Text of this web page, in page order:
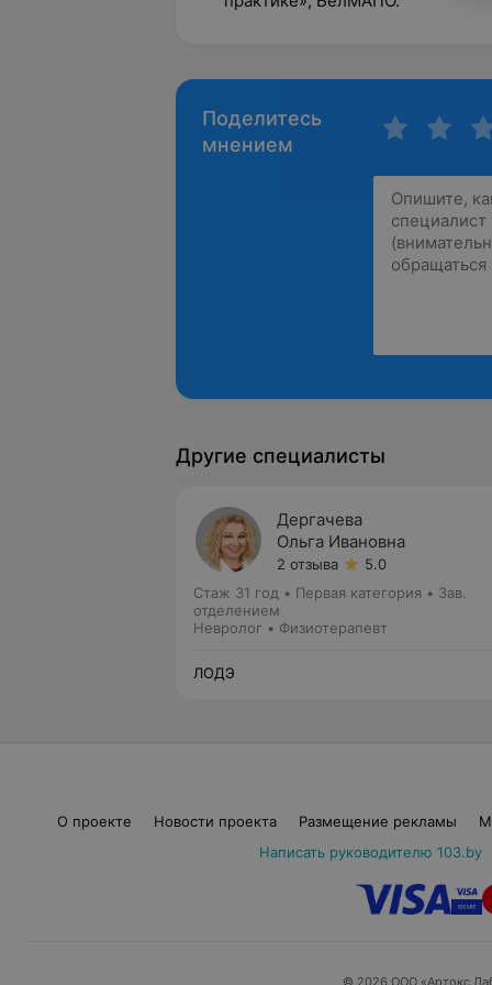
Поделитесь
мнением
Другие специалисты
Дергачева
Ольга Ивановна
2 отзыва
5.0
Стаж 31 год • Первая категория • Зав.
отделением
Невролог • Физиотерапевт
ЛОДЭ
О проекте Новости проекта Размещение рекламы
Написать руководителю 103.by
© 2026 ООО «Артокс